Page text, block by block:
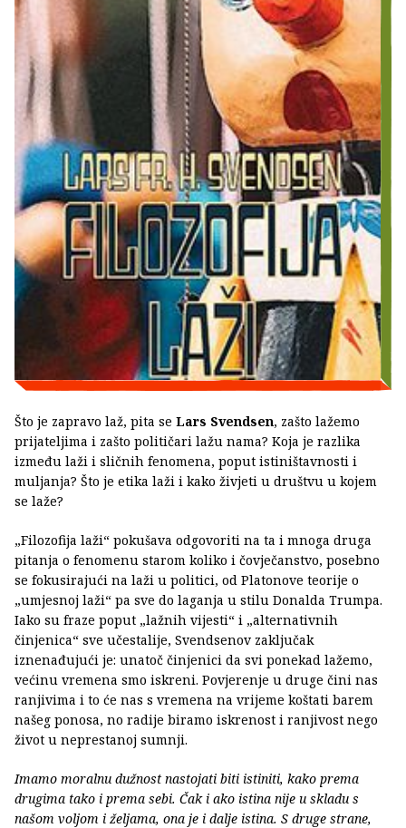
Što je zapravo laž, pita se Lars Svendsen, zašto lažemo
prijateljima i zašto političari lažu nama? Koja je razlika
između laži i sličnih fenomena, poput istiništavnosti i
muljanja? Što je etika laži i kako živjeti u društvu u kojem
se laže?
„Filozofija laži“ pokušava odgovoriti na ta i mnoga druga
pitanja o fenomenu starom koliko i čovječanstvo, posebno
se fokusirajući na laži u politici, od Platonove teorije o
„umjesnoj laži“ pa sve do laganja u stilu Donalda Trumpa.
Iako su fraze poput „lažnih vijesti“ i „alternativnih
činjenica“ sve učestalije, Svendsenov zaključak
iznenađujući je: unatoč činjenici da svi ponekad lažemo,
većinu vremena smo iskreni. Povjerenje u druge čini nas
ranjivima i to će nas s vremena na vrijeme koštati barem
našeg ponosa, no radije biramo iskrenost i ranjivost nego
život u neprestanoj sumnji.
Imamo moralnu dužnost nastojati biti istiniti, kako prema
drugima tako i prema sebi. Čak i ako istina nije u skladu s
našom voljom i željama, ona je i dalje istina. S druge strane,